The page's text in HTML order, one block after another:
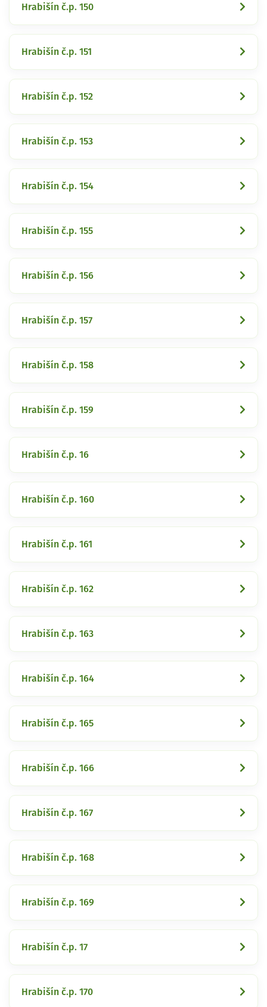
Hrabišín č.p. 150
Hrabišín č.p. 151
Hrabišín č.p. 152
Hrabišín č.p. 153
Hrabišín č.p. 154
Hrabišín č.p. 155
Hrabišín č.p. 156
Hrabišín č.p. 157
Hrabišín č.p. 158
Hrabišín č.p. 159
Hrabišín č.p. 16
Hrabišín č.p. 160
Hrabišín č.p. 161
Hrabišín č.p. 162
Hrabišín č.p. 163
Hrabišín č.p. 164
Hrabišín č.p. 165
Hrabišín č.p. 166
Hrabišín č.p. 167
Hrabišín č.p. 168
Hrabišín č.p. 169
Hrabišín č.p. 17
Hrabišín č.p. 170